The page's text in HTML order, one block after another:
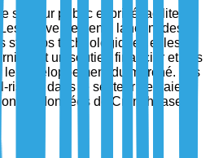
secteur public et privé facilitent
gouvernements lancent des
startups technologiques et les
un soutien financier et des
développement du marché. Les
dans le secteur devraient
les données de Crunchbase.